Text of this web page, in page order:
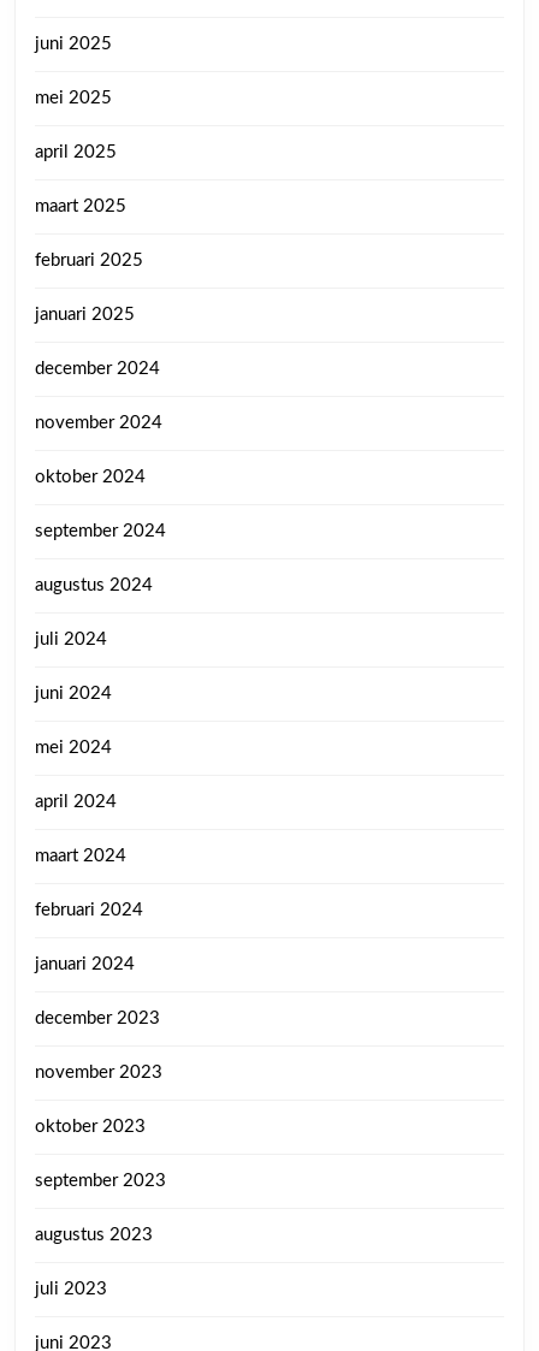
juni 2025
mei 2025
april 2025
maart 2025
februari 2025
januari 2025
december 2024
november 2024
oktober 2024
september 2024
augustus 2024
juli 2024
juni 2024
mei 2024
april 2024
maart 2024
februari 2024
januari 2024
december 2023
november 2023
oktober 2023
september 2023
augustus 2023
juli 2023
juni 2023